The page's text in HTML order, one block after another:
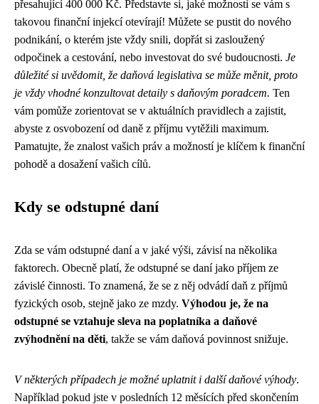
přesahující 400 000 Kč. Představte si, jaké možnosti se vám s
takovou finanční injekcí otevírají! Můžete se pustit do nového
podnikání, o kterém jste vždy snili, dopřát si zasloužený
odpočinek a cestování, nebo investovat do své budoucnosti. Je
důležité si uvědomit, že daňová legislativa se může měnit, proto
je vždy vhodné konzultovat detaily s daňovým poradcem. Ten
vám pomůže zorientovat se v aktuálních pravidlech a zajistit,
abyste z osvobození od daně z příjmu vytěžili maximum.
Pamatujte, že znalost vašich práv a možností je klíčem k finanční
pohodě a dosažení vašich cílů.
Kdy se odstupné daní
Zda se vám odstupné daní a v jaké výši, závisí na několika
faktorech. Obecně platí, že odstupné se daní jako příjem ze
závislé činnosti. To znamená, že se z něj odvádí daň z příjmů
fyzických osob, stejně jako ze mzdy. Výhodou je, že na
odstupné se vztahuje sleva na poplatníka a daňové
zvýhodnění na děti, takže se vám daňová povinnost snižuje.
V některých případech je možné uplatnit i další daňové výhody.
Například pokud jste v posledních 12 měsících před skončením